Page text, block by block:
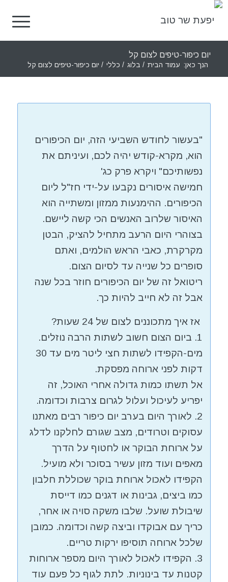
יום כיפור-טיפים לצום קל
הנך כאן: עמוד הבית / בלוג / כללי / יום כיפור-טיפים לצום קל
"בעשור לחודש השביעי הזה, יום הכיפורים
הוא, מקרא-קודש יהיה לכם, ועיניתם את
נפשותיכם" ויקרא פרק כג'
חמישה איסורים נקבעו על-ידי חז"ל ליום
הכיפורים. ההימנעות ממזון ומשתייה הוא
האיסור שלרוב האנשים הכי קשה ליישם.
בצוהרי היום הרעב מתחיל להציק, הבטן
מקרקרת, כאבי הראש הולמים, ואתם
סופרים כל שנייה עד לסיום הצום.
ריטואל זה של יום הכיפורים חוזר בכל שנה
אבל זה לא חייב להיות כך.
אז איך מתכוננים לצום של 24 שעות?
1. ביום הצום חשוב לשתות הרבה נוזלים.
מים-הקפידו לשתות חצי ליטר מים עד 30
דקות לפני ארוחה מפסקת.
אל תשתו כמות גדולה אחרי האוכל, זה
יפריע לעיכול ועלול לגרום צרבות וכדומה.
2. לאורך היום בערב יום כיפור רבים מאתנו
עסוקים וטרודים, מצב שגורם לחלקנו לדלג
על ארוחת הבוקר או לחטוף על הדרך
מאפים ועוד מזון עשיר בסוכר ולא מועיל.
הקפידו לאכול ארוחת בוקר שכוללת חלבון
כמו ביצים, גבינות או דגנים כמו דייסת
שיבולת שועל. שלבו משקה סויה או אחר,
כריך עם אבוקדו וביצה קשה וכדומה. כמובן
שלכל ארוחה תוסיפו ירקות טריים.
3. הקפידו לאכול לאורך היום מספר ארוחות
קטנות עד בינוניות. לתת לגוף כל פעם עוד